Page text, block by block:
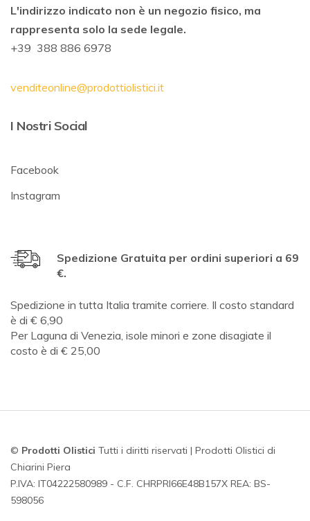
L'indirizzo indicato non è un negozio fisico, ma
rappresenta solo la sede legale.
+39 388 886 6978
venditeonline@prodottiolistici.it
I Nostri Social
Facebook
Instagram
Spedizione Gratuita per ordini superiori a 69
€.
Spedizione in tutta Italia tramite corriere. Il costo standard
è di € 6,90
Per Laguna di Venezia, isole minori e zone disagiate il
costo è di € 25,00
© Prodotti Olistici Tutti i diritti riservati | Prodotti Olistici di
Chiarini Piera
P.IVA: IT04222580989 - C.F. CHRPRI66E48B157X REA: BS-
598056